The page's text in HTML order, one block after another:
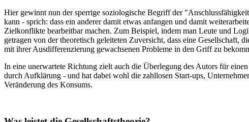
Hier gewinnt nun der sperrige soziologische Begriff der
kann - sprich: dass ein anderer damit etwas anfangen und damit
Zielkonflikte bearbeitbar machen. Zum Beispiel, indem man Leute und
getragen von der theoretisch geleiteten Zuversicht, dass eine
mit ihrer Ausdifferenzierung gewachsenen Probleme in den Griff zu
In eine unerwartete Richtung zielt auch die Überlegung des Autors für
durch Aufklärung - und hat dabei wohl die zahllosen Start-ups,
Veränderung des Konsums.